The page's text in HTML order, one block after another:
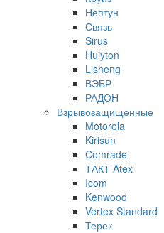
Нептун
Связь
Sirus
Huiyton
Lisheng
ВЭБР
РАДОН
Взрывозащищенные
Motorola
Kirisun
Comrade
ТАКТ Atex
Icom
Kenwood
Vertex Standard
Терек